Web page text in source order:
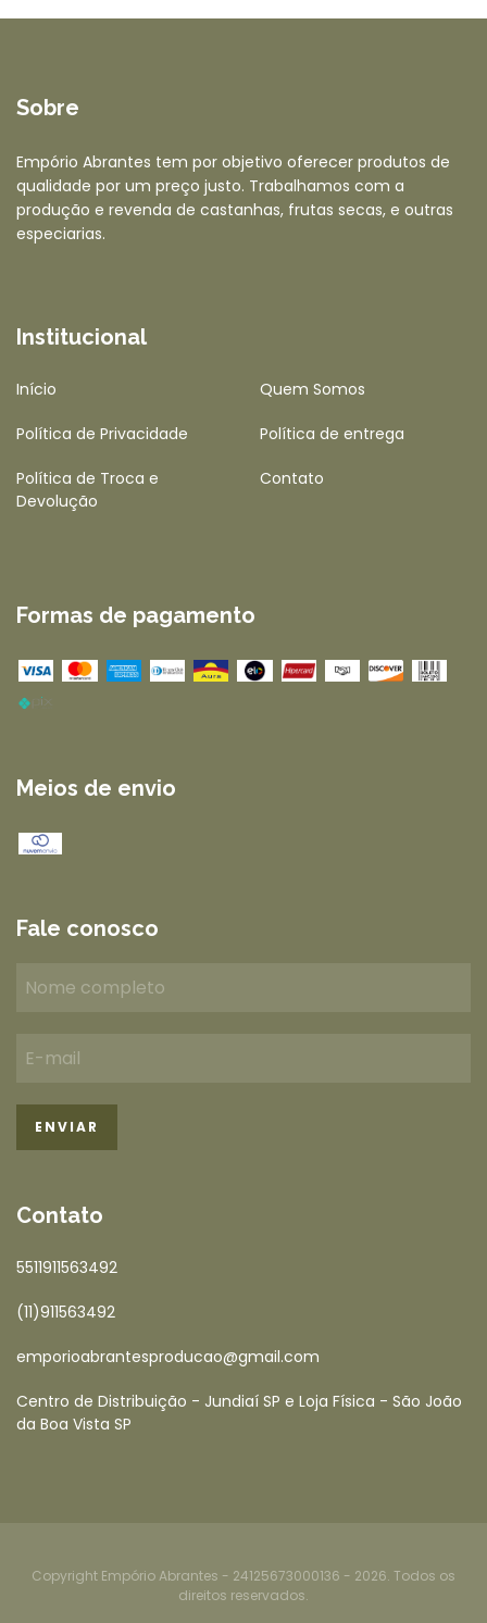
Sobre
Empório Abrantes tem por objetivo oferecer produtos de
qualidade por um preço justo. Trabalhamos com a
produção e revenda de castanhas, frutas secas, e outras
especiarias.
Institucional
Início Quem Somos
Política de Privacidade Política de entrega
Política de Troca e
Devolução
Contato
Formas de pagamento
Meios de envio
Fale conosco
Contato
5511911563492
(11)911563492
emporioabrantesproducao@gmail.com
Centro de Distribuição - Jundiaí SP e Loja Física - São João
da Boa Vista SP
Copyright Empório Abrantes - 24125673000136 - 2026. Todos os
direitos reservados.